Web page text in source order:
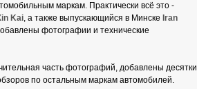
маркам. Практически всё это -
Kai, а также выпускающийся в Минске Iran
фотографии и технические
часть фотографий, добавлены десятки
по остальным маркам автомобилей.